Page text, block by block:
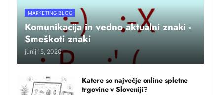
MARKETING BLOG
Komunikacija in vedno aktualni znaki -
Smeškoti znaki
junij 15, 2020
Katere so največje online spletne
trgovine v Sloveniji?